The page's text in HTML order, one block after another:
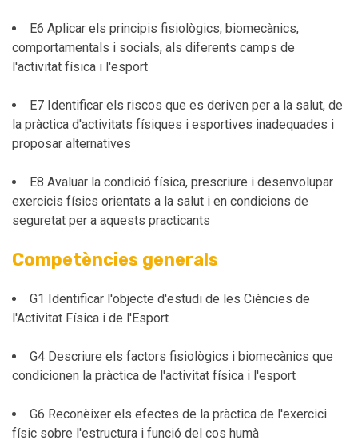
E6 Aplicar els principis fisiològics, biomecànics,
comportamentals i socials, als diferents camps de
l'activitat física i l'esport
E7 Identificar els riscos que es deriven per a la salut, de
la pràctica d'activitats físiques i esportives inadequades i
proposar alternatives
E8 Avaluar la condició física, prescriure i desenvolupar
exercicis físics orientats a la salut i en condicions de
seguretat per a aquests practicants
Competències generals
G1 Identificar l'objecte d'estudi de les Ciències de
l'Activitat Física i de l'Esport
G4 Descriure els factors fisiològics i biomecànics que
condicionen la pràctica de l'activitat física i l'esport
G6 Reconèixer els efectes de la pràctica de l'exercici
físic sobre l'estructura i funció del cos humà